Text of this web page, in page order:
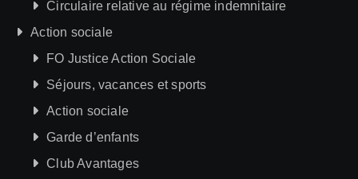
Circulaire relative au régime indemnitaire
Action sociale
FO Justice Action Sociale
Séjours, vacances et sports
Action sociale
Garde d’enfants
Club Avantages